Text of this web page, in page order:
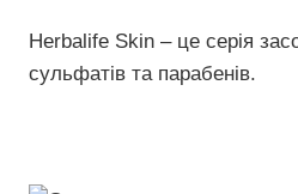
Herbalife Skin – це серія
сульфатів та парабенів.